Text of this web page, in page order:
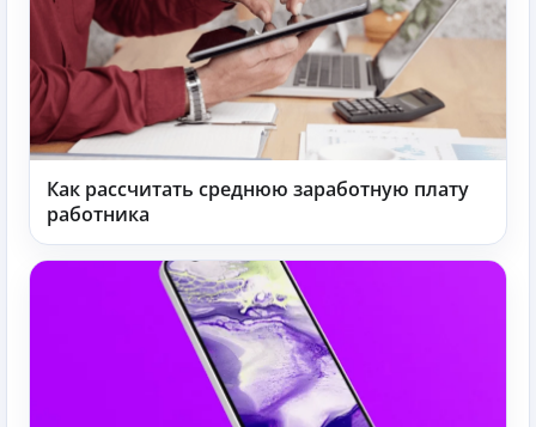
Как рассчитать среднюю заработную плату
работника